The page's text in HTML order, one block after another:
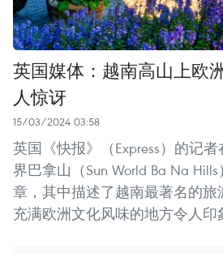
英国媒体：越南高山上欧
人惊讶
15/03/2024 03:58
英国《快报》（Express）的记
界巴拿山（Sun World Ba Na
章，其中描述了越南最著名的
充满欧洲文化风味的地方令人印